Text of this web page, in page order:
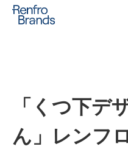
「くつ下デ
ん」レンフ